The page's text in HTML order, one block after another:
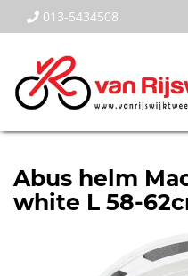
013-5434508
Abus helm
white L 58-